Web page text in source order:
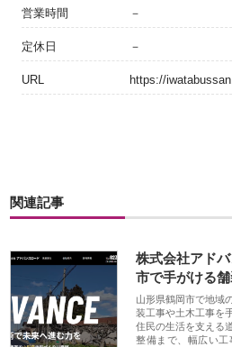
営業時間 －
定休日 －
URL https://
関連記事
株式会社アド
市で手がける
山形県鶴岡市で地域
装工事や土木工事を
住民の生活を支える
整備まで、幅広い工